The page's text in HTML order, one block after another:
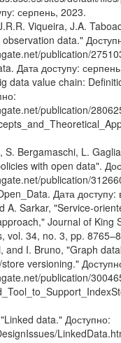
серпень, 2023.
Viqueira, J.A.
data."
publication/
Дата доступу:
data value chain:
publication/
S. Bergamaschi, L.
with open data".
publication/
Дата доступу:
A. Sarkar, "Service-
Journal of King
vol. 34, no. 3, pp.
and I. Bruno, "Graph
versioning."
publication/
data." Доступно: